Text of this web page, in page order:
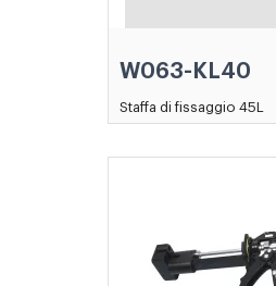
W063-KL40
Staffa di fissaggio 45L